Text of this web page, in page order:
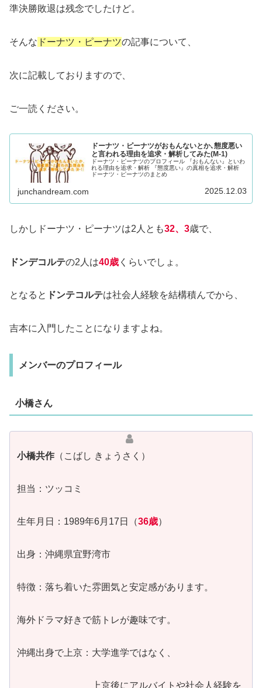
準決勝敗退は残念でしたけど。
そんな ドーナツ・ピーナツの記事について、
次に記載しておりますので、
ご一読ください。
ドーナツ・ピーナツがおもんないとか､態度悪い
と言われる理由を追求・解析してみた(M-1)
ドーナツ・ピーナツのプロフィール 『おもんない』といわ
れる理由を追求・解析 『態度悪い』の真相を追求・解析
ドーナツ・ピーナツのまとめ
junchandream.com 2025.12.03
しかしドーナツ・ピーナツは2人とも32、3歳で、
ドンデコルテの2人は40歳 くらいでしょ。
となると ドンテコルテは社会人経験を結構積んでから、
吉本に入門したことになりますよね。
メンバーのプロフィール
小橋さん
小橋共作 （こばし きょうさく）
担当：ツッコミ
生年月日：1989年6月17日（36歳）
出身：沖縄県宜野湾市
特徴：落ち着いた雰囲気と安定感があります。
海外ドラマ好きで筋トレが趣味です。
沖縄出身で上京：大学進学ではなく、
上京後にアルバイトや社会人経験を